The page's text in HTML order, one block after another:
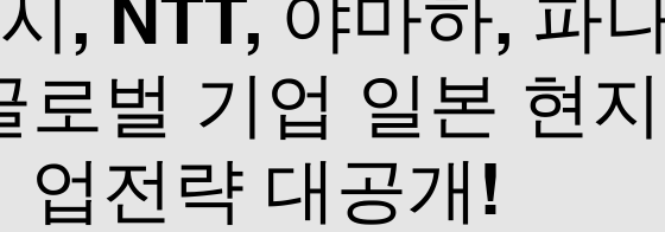
, NTT, 야마하, 파
로벌 기업 일본 현
업전략 대공개!